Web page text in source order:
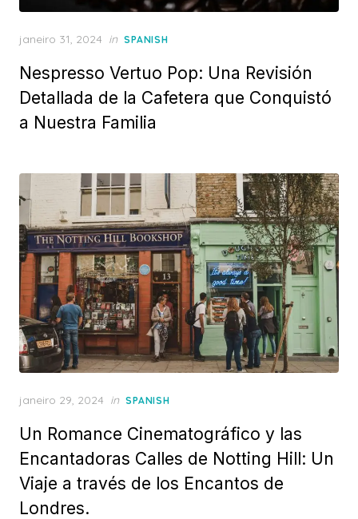
Posted
janeiro 31, 2024 in SPANISH
Nespresso Vertuo Pop: Una Revisión
Detallada de la Cafetera que Conquistó
a Nuestra Familia
Posted
janeiro 29, 2024 in SPANISH
Un Romance Cinematográfico y las
Encantadoras Calles de Notting Hill: Un
Viaje a través de los Encantos de
Londres.